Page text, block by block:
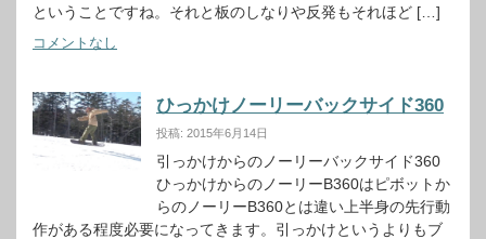
ということですね。それと板のしなりや反発もそれほど […]
コメントなし
ひっかけノーリーバックサイド360
投稿: 2015年6月14日
引っかけからのノーリーバックサイド360
ひっかけからのノーリーB360はピボットか
らのノーリーB360とは違い上半身の先行動
作がある程度必要になってきます。引っかけというよりもブ